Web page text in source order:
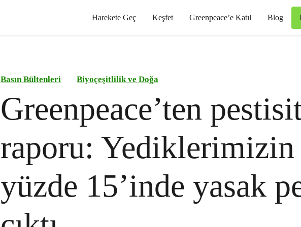
Harekete Geç Keşfet Greenpeace’e Katıl Blog
Basın Bültenleri Biyoçeşitlilik ve Doğa
Greenpeace’ten
raporu: Yediklerimizin
yüzde 15’inde yasak